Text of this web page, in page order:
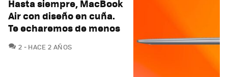
Hasta siempre, MacBook
Air con diseño en cuña.
Te echaremos de menos
2 COMENTARIOS
HACE 2 AÑOS